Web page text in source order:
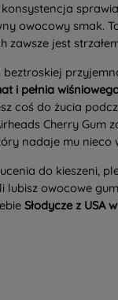
owocowy smak.
zawsze jest
i pełnia
coś do żucia
Cherry Gum
nadaje mu nieco
do kieszeni,
lubisz owocowe
Słodycze z USA